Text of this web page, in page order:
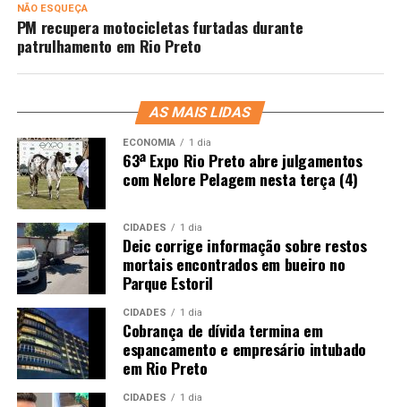
NÃO ESQUEÇA
PM recupera motocicletas furtadas durante
patrulhamento em Rio Preto
AS MAIS LIDAS
ECONOMIA 1 dia
63ª Expo Rio Preto abre julgamentos
com Nelore Pelagem nesta terça (4)
CIDADES 1 dia
Deic corrige informação sobre restos
mortais encontrados em bueiro no
Parque Estoril
CIDADES 1 dia
Cobrança de dívida termina em
espancamento e empresário intubado
em Rio Preto
CIDADES 1 dia